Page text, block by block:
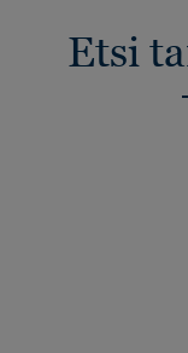
Etsi